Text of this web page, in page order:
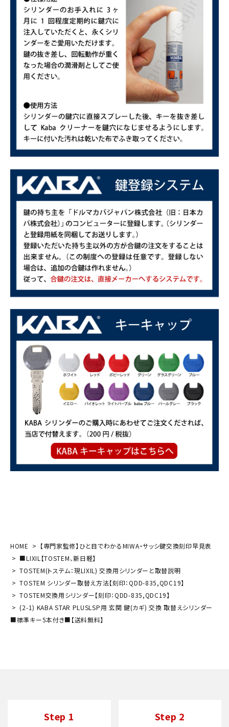
■シリンダーの色は?
(必
須)
カートに入れる
HOME
【専門家監修】ひと目でわかるMIWA・サッシ鍵交換刻印早見表
■LIXIL【TOSTEM、新日軽】
TOSTEM(トステム：現LIXIL) 交換用シリンダーと取替説明
TOSTEM シリンダー取替え方法【刻印：QDD-835,QDC19】
TOSTEM交換用シリンダー【刻印：QDD-835,QDC19】
(2-1) KABA STAR PLUSLSP用 玄関 鍵(カギ) 交換 取替えシリンダー
■標準キー5本付き■【送料無料】
Step 1 Step 2